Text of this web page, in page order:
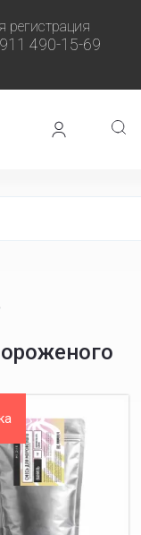
регистрация
490-15-69